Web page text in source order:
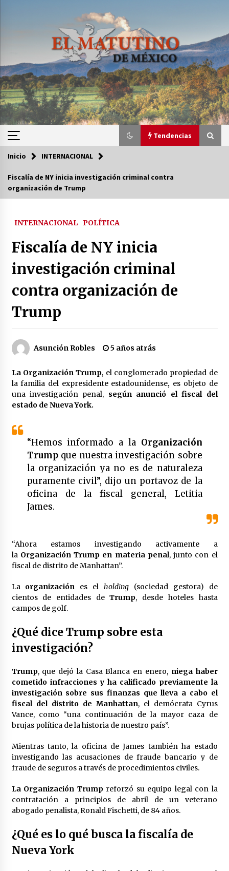
Tendencias
Tendencias
Certificado de Dafne Quintos revela homicidio;
Héctor Díaz-Polanco renuncia a la presidencia
de Morena en la CDMX
2 semanas atrás
SMN alerta por lluvias intensas, granizo y calor
extremo en gran parte de México
3 semanas atrás
Detienen a funcionario por presunto homicidio
del periodista Josué Martínez
3 semanas atrás
CNTE anuncia paso gratuito en peajes de CDMX
y acciones en 20 estados
2 meses atrás
Laura Itzel Castillo será la nueva secretaria de
las Mujeres, anuncia Sheinbaum
2 meses atrás
Zar antidrogas de EE.UU.: “vamos por los
políticos mexicanos que protegen al narco”
2 meses atrás
Trump asegura que barcos cargados de
2 meses atrás
México libraría posible arancel de EE.UU. en
85% de sus exportaciones
2 meses atrás
Inicio INTERNACIONAL
Fiscalía de NY inicia investigación criminal contra
organización de Trump
INTERNACIONAL POLÍTICA
Fiscalía de NY inicia
investigación criminal
contra organización de
Trump
Asunción Robles 5 años atrás
La Organización Trump, el conglomerado propiedad de
la familia del expresidente estadounidense, es objeto de
una investigación penal, según anunció el fiscal del
estado de Nueva York.
“Hemos informado a la Organización
Trumpque nuestra investigación sobre
la organización ya no es de naturaleza
puramente civil”, dijo un portavoz de la
oficina de la fiscal general, Letitia
James.
“Ahora estamos investigando activamente a
la Organización Trump en materia penal, junto con el
fiscal de distrito de Manhattan”.
La organización es el holding(sociedad gestora) de
cientos de entidades deTrump, desde hoteles hasta
campos de golf.
¿Qué dice Trump sobre esta
investigación?
Trump, que dejó la Casa Blanca en enero, niega haber
cometido infracciones y ha calificado previamente la
investigación sobre sus finanzas que lleva a cabo el
fiscal del distrito de Manhattan, el demócrata Cyrus
Vance, como “una continuación de la mayor caza de
brujas política de la historia de nuestro país”.
Mientras tanto, la oficina de James también ha estado
investigando las acusaciones de fraude bancario y de
fraude de seguros a través de procedimientos civiles.
La Organización Trumpreforzó su equipo legal con la
contratación a principios de abril de un veterano
abogado penalista, Ronald Fischetti, de 84 años.
¿Qué es lo qué busca la fiscalía de
Nueva York